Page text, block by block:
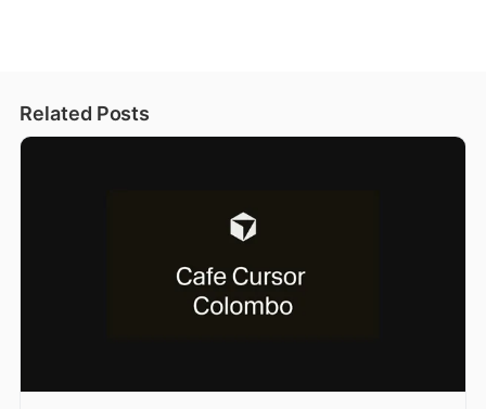
Related Posts